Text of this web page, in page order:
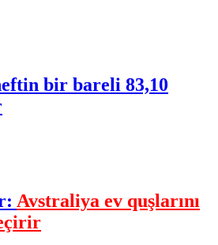
bir bareli 83,10
Avstraliya ev quşlarını